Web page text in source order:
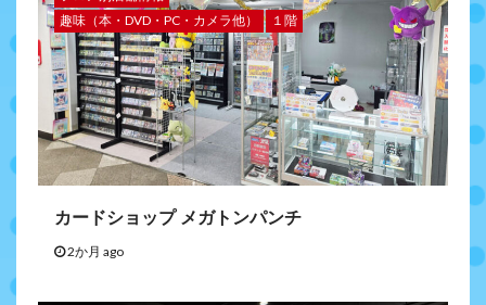
趣味（本・DVD・PC・カメラ他）
１階
カードショップ メガトンパンチ
2か月 ago